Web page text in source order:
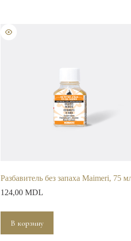
Разбавитель без запаха Maimeri, 75
124,00 MDL
В корзину